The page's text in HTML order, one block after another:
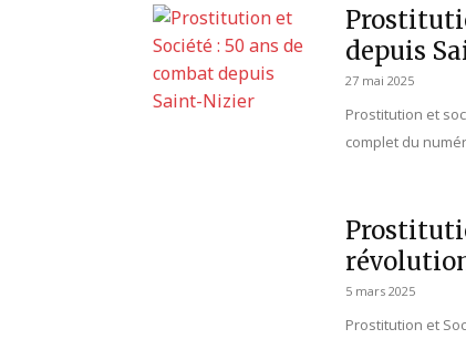
depuis
27 mai 2025
Prostitution et
complet du
5 mars 2025
Prostitution et